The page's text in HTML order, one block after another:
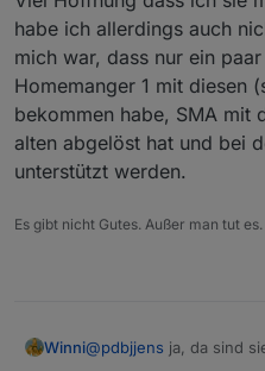
habe ich allerdings auch
mich war, dass nur ein
Homemanger 1 mit diesen
bekommen habe, SMA mit
alten abgelöst hat und bei
unterstützt werden.
Es gibt nicht Gutes. Außer man tut
Winni@pdbjjens ja, da sind